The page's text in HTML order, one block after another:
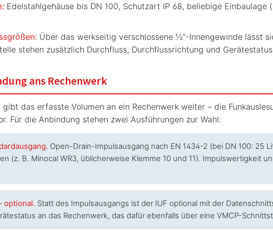
Edelstahlgehäuse bis DN 100, Schutzart IP 68, beliebige
Über das werkseitig verschlossene ½"-Innengewinde lässt
stehen zusätzlich Durchfluss, Durchflussrichtung und
ans Rechenwerk
das erfasste Volumen an ein Rechenwerk weiter – die
Für die Anbindung stehen zwei Ausführungen zur Wahl:
Open-Drain-Impulsausgang nach EN 1434-2 (bei DN 100: 25
(z. B. Minocal WR3, üblicherweise Klemme 10 und 11). Impulswertigkeit
optional. Statt des Impulsausgangs ist der IUF optional mit der
an das Rechenwerk, das dafür ebenfalls über eine VMCP-